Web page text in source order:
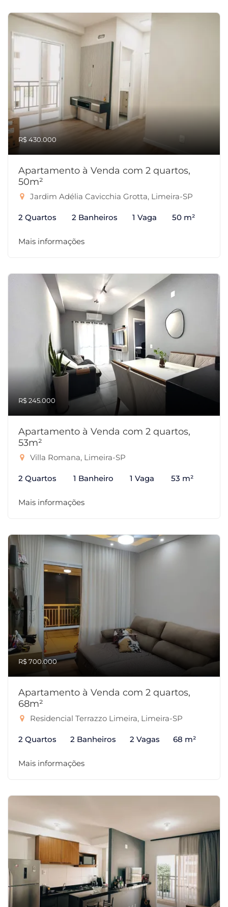
R$ 430.000
Apartamento à Venda com 2 quartos,
50m²
Jardim Adélia Cavicchia Grotta, Limeira-SP
2 Quartos 2 Banheiros 1 Vaga 50 m²
Mais informações
R$ 245.000
Apartamento à Venda com 2 quartos,
53m²
Villa Romana, Limeira-SP
2 Quartos 1 Banheiro 1 Vaga 53 m²
Mais informações
R$ 700.000
Apartamento à Venda com 2 quartos,
68m²
Residencial Terrazzo Limeira, Limeira-SP
2 Quartos 2 Banheiros 2 Vagas 68 m²
Mais informações